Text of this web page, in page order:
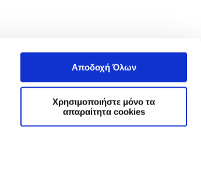
Αποδοχή Όλων
Χρησιμοποιήστε μόνο τα
απαραίτητα cookies